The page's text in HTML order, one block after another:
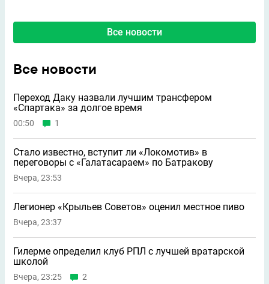
Все новости
Все новости
Переход Даку назвали лучшим трансфером
«Спартака» за долгое время
00:50 1
Стало известно, вступит ли «Локомотив» в
переговоры с «Галатасараем» по Батракову
Вчера, 23:53
Легионер «Крыльев Советов» оценил местное пиво
Вчера, 23:37
Гилерме определил клуб РПЛ с лучшей вратарской
школой
Вчера, 23:25 2